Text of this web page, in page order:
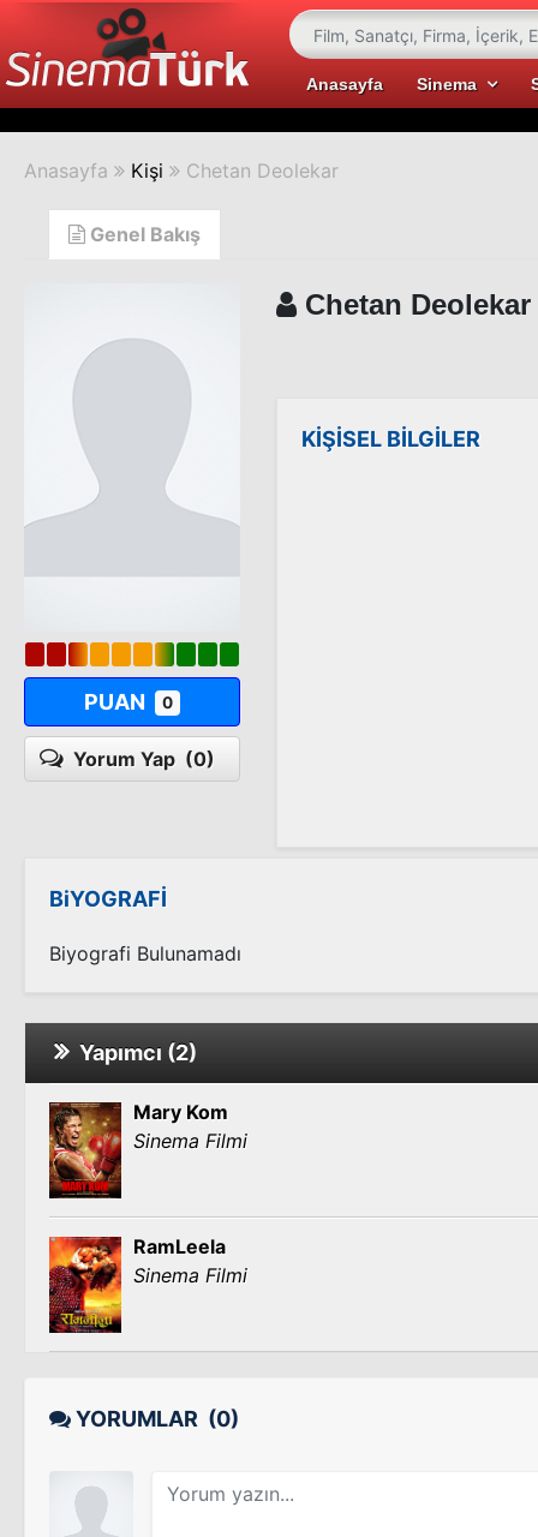
Anasayfa Sinema
Anasayfa Kişi Chetan Deolekar
Genel Bakış
PUAN 0
Yorum Yap (0)
Chetan Deolekar
KİŞİSEL BİLGİLER
BiYOGRAFİ
Biyografi Bulunamadı
Yapımcı (2)
Mary Kom
Sinema Filmi
RamLeela
Sinema Filmi
YORUMLAR (0)